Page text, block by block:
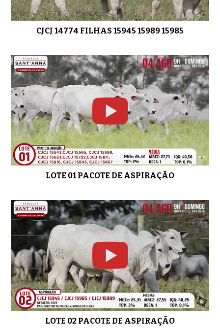
LOTE 10 CJCJ 15547
01:22 LOTE 11 CJCJ 15573
01:14 LOTE 12 CJCJ 15703
01:20 LOTE 13 CJCJ 15760
LOTE 14 CJCJ 15709
CJCJ 14774 FILHAS 15945 15989 15985
LOTE 01 PACOTE DE ASPIRAÇÃO
LOTE 02 PACOTE DE ASPIRAÇÃO